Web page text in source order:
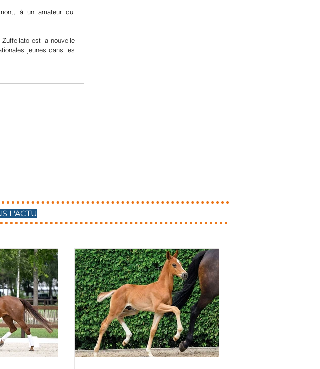
à un amateur qui
est la nouvelle
jeunes dans les
L'ACTU